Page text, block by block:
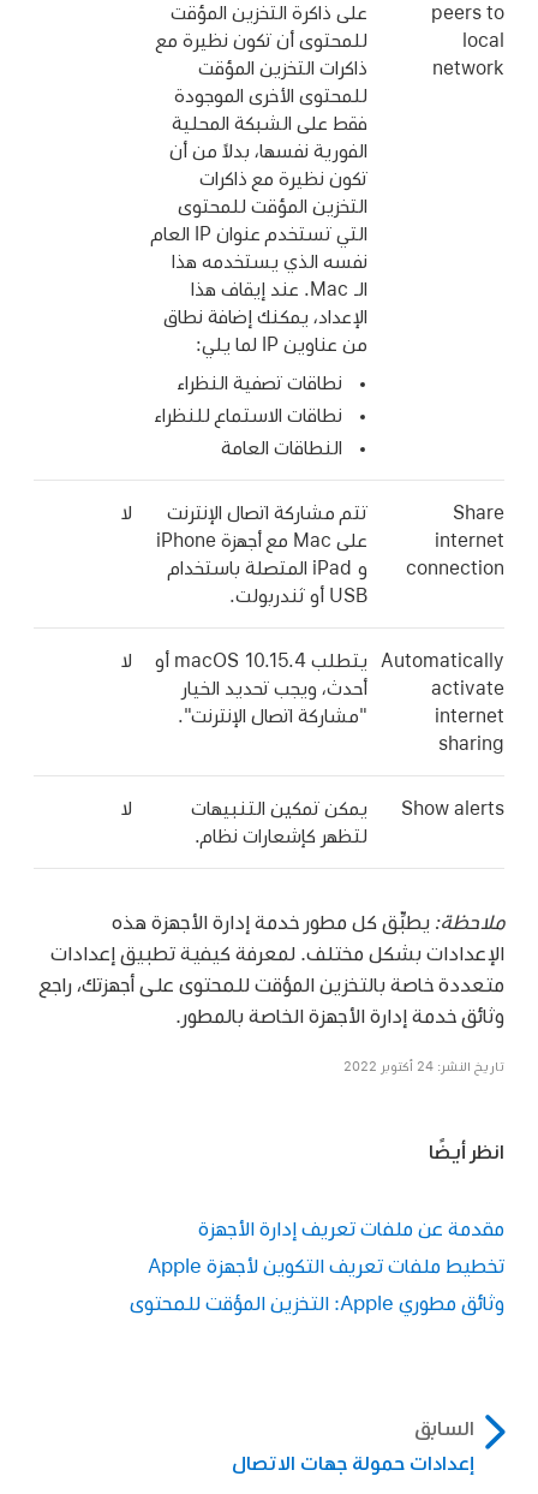
peers to
local
network
على ذاكرة التخزين المؤقت
للمحتوى أن تكون نظيرة مع
ذاكرات التخزين المؤقت
للمحتوى الأخرى الموجودة
فقط على الشبكة المحلية
الفورية نفسها، بدلاً من أن
تكون نظيرة مع ذاكرات
التخزين المؤقت للمحتوى
التي تستخدم عنوان IP العام
نفسه الذي يستخدمه هذا
الـ Mac. عند إيقاف هذا
الإعداد، يمكنك إضافة نطاق
من عناوين IP لما يلي:
نطاقات تصفية النظراء
نطاقات الاستماع للنظراء
النطاقات العامة
Share
internet
connection
تتم مشاركة اتصال الإنترنت
على Mac مع أجهزة iPhone
و iPad المتصلة باستخدام
USB أو ثندربولت.
لا
Automatically
activate
internet
sharing
يتطلب macOS 10.15.4 أو
أحدث، ويجب تحديد الخيار
"مشاركة اتصال الإنترنت".
لا
Show alerts
يمكن تمكين التنبيهات
لتظهر كإشعارات نظام.
لا
ملاحظة: يطبِّق كل مطور خدمة إدارة الأجهزة هذه
الإعدادات بشكل مختلف. لمعرفة كيفية تطبيق إعدادات
متعددة خاصة بالتخزين المؤقت للمحتوى على أجهزتك، راجع
وثائق خدمة إدارة الأجهزة الخاصة بالمطور.
تاريخ النشر: 24 أكتوبر 2022
انظر أيضًا
مقدمة عن ملفات تعريف إدارة الأجهزة
تخطيط ملفات تعريف التكوين لأجهزة Apple
وثائق مطوري Apple: التخزين المؤقت للمحتوى
السابق
إعدادات حمولة جهات الاتصال